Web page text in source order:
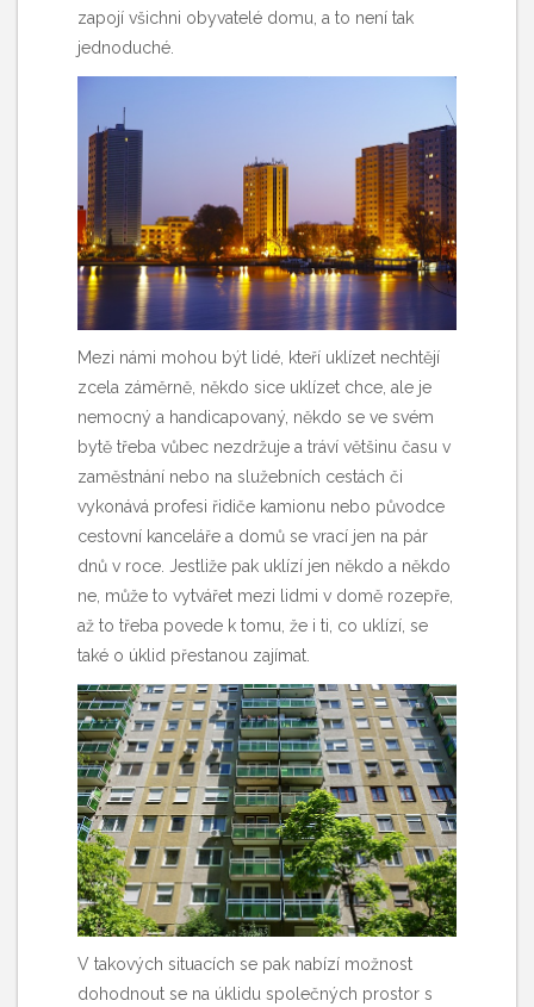
zapojí všichni obyvatelé domu, a to není tak
jednoduché.
Mezi námi mohou být lidé, kteří uklízet nechtějí
zcela záměrně, někdo sice uklízet chce, ale je
nemocný a handicapovaný, někdo se ve svém
bytě třeba vůbec nezdržuje a tráví většinu času v
zaměstnání nebo na služebních cestách či
vykonává profesi řidiče kamionu nebo původce
cestovní kanceláře a domů se vrací jen na pár
dnů v roce. Jestliže pak uklízí jen někdo a někdo
ne, může to vytvářet mezi lidmi v domě rozepře,
až to třeba povede k tomu, že i ti, co uklízí, se
také o úklid přestanou zajímat.
V takových situacích se pak nabízí možnost
dohodnout se na úklidu společných prostor s